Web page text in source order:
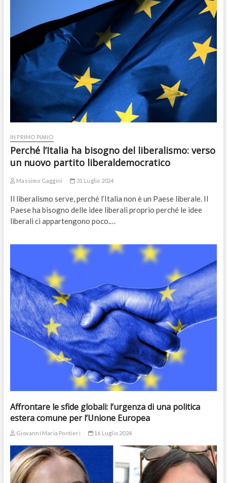
IN PRIMO PIANO
Perché l’Italia ha bisogno del liberalismo: verso
un nuovo partito liberaldemocratico
Massimo Gaggini 31 Luglio 2024
Il liberalismo serve, perché l’Italia non è un Paese liberale. Il
Paese ha bisogno delle idee liberali proprio perché le idee
liberali ci appartengono poco.…
Affrontare le sfide globali: l’urgenza di una politica
estera comune per l’Unione Europea
Giovanni Maria Pontieri 16 Luglio 2024